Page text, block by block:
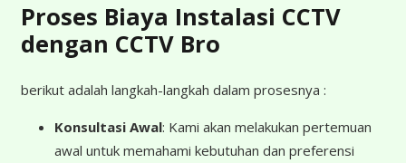
Proses Biaya Instalasi CCTV
dengan CCTV Bro
berikut adalah langkah-langkah dalam prosesnya :
Konsultasi Awal: Kami akan melakukan pertemuan
awal untuk memahami kebutuhan dan preferensi